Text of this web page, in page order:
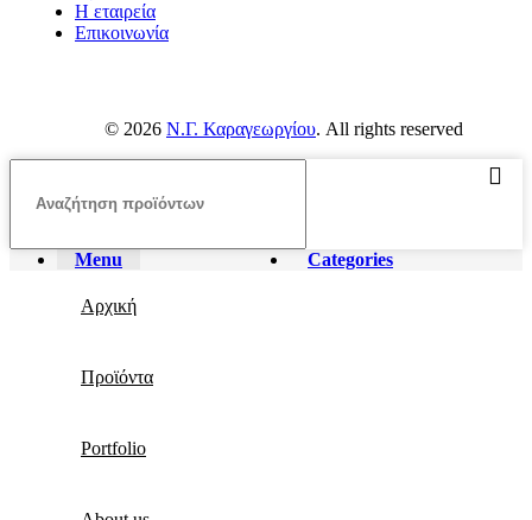
Η εταιρεία
Επικοινωνία
© 2026 Ν.Γ. Καραγεωργίου. All rights reserved
Menu Categories
Αρχική
Προϊόντα
Portfolio